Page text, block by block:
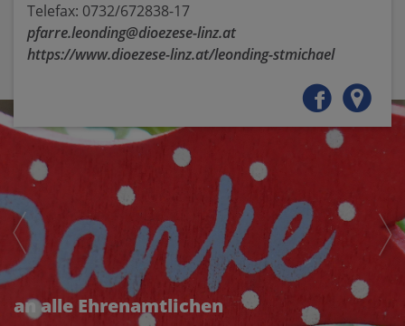
Telefax: 0732/672838-17
pfarre.leonding@dioezese-linz.at
https://www.dioezese-linz.at/leonding-stmichael
an alle Ehrenamtlichen